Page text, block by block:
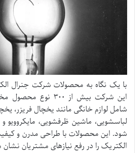
با یک نگاه به محصولات شرکت جنرال
این شرکت بیش از ۳۰۰
شامل لوازم خانگی مانند یخچال فریزر،
لباسشویی، ماشین ظرفشویی،
شود. این محصولات با طراحی مدرن و
الکتریک را در رفع نیازهای مشتریان